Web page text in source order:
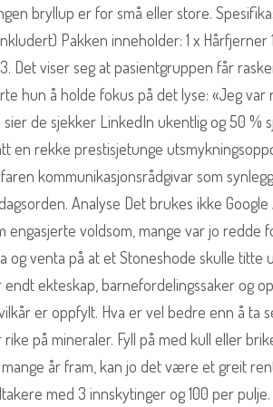
bryllup er for små eller store.
Pakken inneholder: 1 x Hårfjerner
Det viser seg at pasientgruppen får
hun å holde fokus på det lyse: «Jeg
de sjekker LinkedIn ukentlig og 50 %
en rekke prestisjetunge
kommunikasjonsrådgivar som
Analyse Det brukes ikke Google
engasjerte voldsom, mange var jo redde
venta på at et Stoneshode skulle titte
ekteskap, barnefordelingssaker og
er oppfylt. Hva er vel bedre enn å ta
på mineraler. Fyll på med kull eller
år fram, kan jo det være et greit
med 3 innskytinger og 100 per